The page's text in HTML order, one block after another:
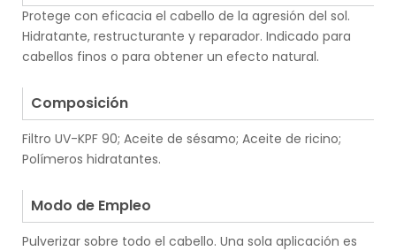
Protege con eficacia el cabello de la agresión del sol.
Hidratante, restructurante y reparador. Indicado para
cabellos finos o para obtener un efecto natural.
Composición
Filtro UV-KPF 90; Aceite de sésamo; Aceite de ricino;
Polímeros hidratantes.
Modo de Empleo
Pulverizar sobre todo el cabello. Una sola aplicación es